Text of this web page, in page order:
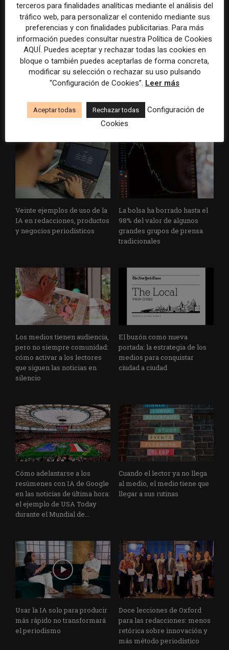
El gran problema
tecnológico de los medios ya
herramientas, sino su
desconexión
WAN-IFRA reúne las
principales estrategias de los
de ingresos y los cambios de
consumo
Veinte ejemplos de uso de la
IA en redacciones, productos
y negocios periodísticos
La bolsa ha borrado hasta el
98% del valor de algunos
grandes grupos de prensa
tradicionales
Los medios tienen audiencia,
pero no siempre comunidad:
cómo activar a los lectores
que siguen las noticias en
silencio
El buzón como nueva
portada: la estrategia de los
medios para conquistar
ciudad a ciudad
Cómo adelantarse a los
resúmenes con IA de Google
en las noticias de última hora:
el ejemplo de USA Today
durante el Mundial de...
Cuando el lector ya no llega
al medio, el medio tiene que
llegar a sus rutinas
Usar la IA solo para producir
más rápido no transformará
el periodismo
Doce lecciones de Oxford
para las redacciones: menos
retórica sobre innovación y
más método periodístico
terceros para finalidades analíticas mediante el análisis del
tráfico web, para personalizar el contenido mediante sus
preferencias y con finalidades publicitarias. Para más
información puedes consultar nuestra Política de Cookies
AQUÍ. Puedes aceptar y rechazar todas las cookies en
bloque o también puedes aceptarlas de forma concreta,
modificar su selección o rechazar su uso pulsando
“Configuración de Cookies”. Leer más
Aceptar todas Rechazar todas
Configuración de
Cookies